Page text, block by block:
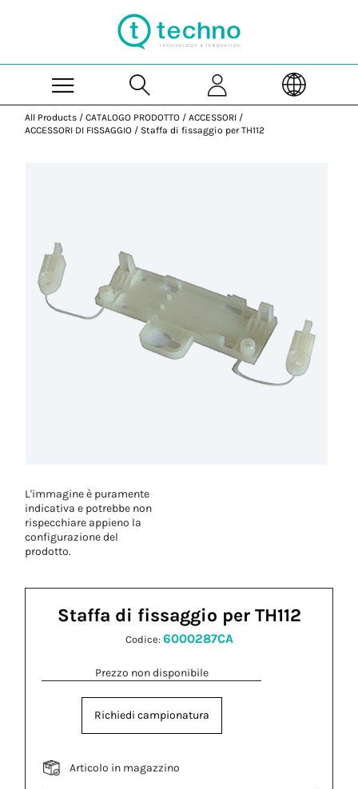
All Products / CATALOGO PRODOTTO / ACCESSORI /
ACCESSORI DI FISSAGGIO / Staffa di fissaggio per TH112
L'immagine è puramente
indicativa e potrebbe non
rispecchiare appieno la
configurazione del
prodotto.
Staffa di fissaggio per TH112
Codice: 6000287CA
Prezzo non disponibile
Richiedi campionatura
Articolo in magazzino